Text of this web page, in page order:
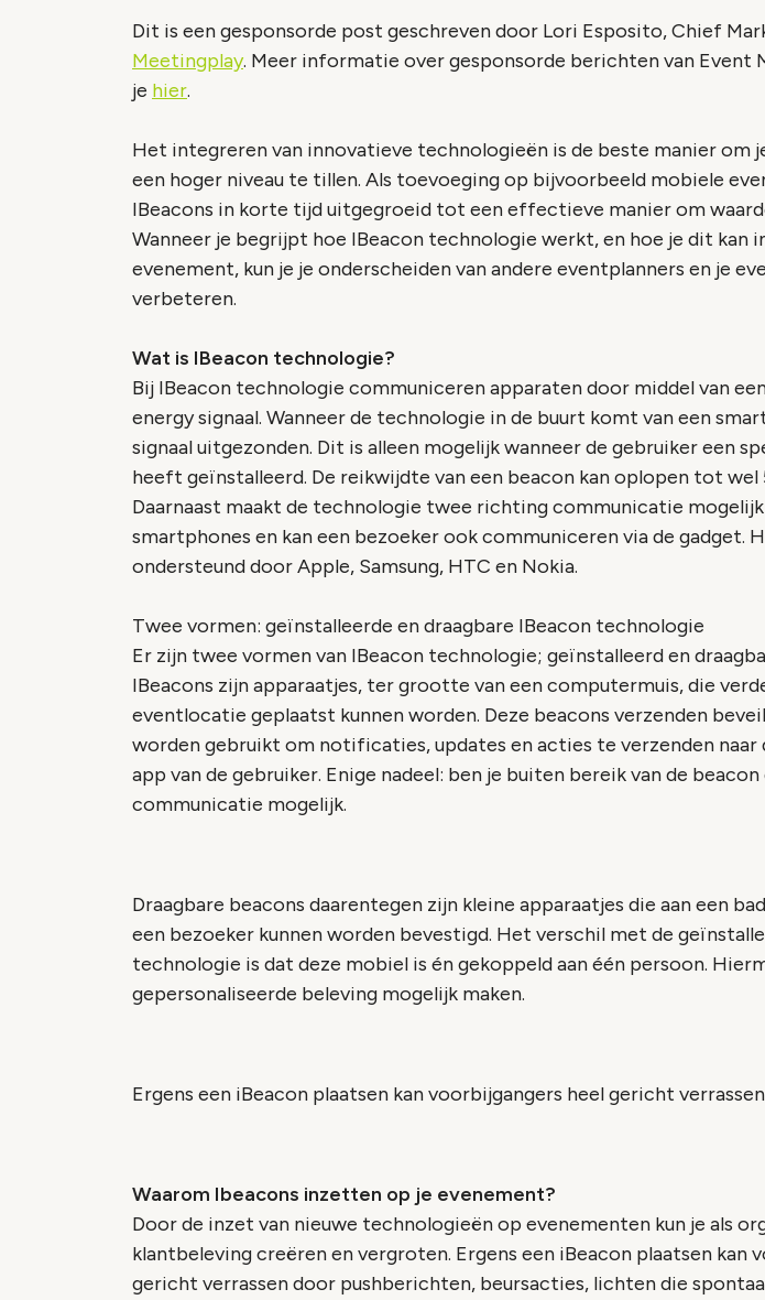
Dit is een gesponsorde post geschreven door Lori Esposito, Chief
Meetingplay. Meer informatie over gesponsorde berichten van Event
je hier.
Het integreren van innovatieve technologieën is de beste manier om
een hoger niveau te tillen. Als toevoeging op bijvoorbeeld mobiele
IBeacons in korte tijd uitgegroeid tot een effectieve manier om
Wanneer je begrijpt hoe IBeacon technologie werkt, en hoe je dit kan
evenement, kun je je onderscheiden van andere eventplanners en je
verbeteren.
Wat is IBeacon technologie?
Bij IBeacon technologie communiceren apparaten door middel van
energy signaal. Wanneer de technologie in de buurt komt van een
signaal uitgezonden. Dit is alleen mogelijk wanneer de gebruiker een
heeft geïnstalleerd. De reikwijdte van een beacon kan oplopen tot wel
Daarnaast maakt de technologie twee richting communicatie
smartphones en kan een bezoeker ook communiceren via de gadget.
ondersteund door Apple, Samsung, HTC en Nokia.
Twee vormen: geïnstalleerde en draagbare IBeacon technologie
Er zijn twee vormen van IBeacon technologie; geïnstalleerd en
IBeacons zijn apparaatjes, ter grootte van een computermuis, die
eventlocatie geplaatst kunnen worden. Deze beacons verzenden
worden gebruikt om notificaties, updates en acties te verzenden naar
app van de gebruiker. Enige nadeel: ben je buiten bereik van de beacon
communicatie mogelijk.
Draagbare beacons daarentegen zijn kleine apparaatjes die aan een
een bezoeker kunnen worden bevestigd. Het verschil met de
technologie is dat deze mobiel is én gekoppeld aan één persoon.
gepersonaliseerde beleving mogelijk maken.
Ergens een iBeacon plaatsen kan voorbijgangers heel gericht
Waarom Ibeacons inzetten op je evenement?
Door de inzet van nieuwe technologieën op evenementen kun je als
klantbeleving creëren en vergroten. Ergens een iBeacon plaatsen kan
gericht verrassen door pushberichten, beursacties, lichten die